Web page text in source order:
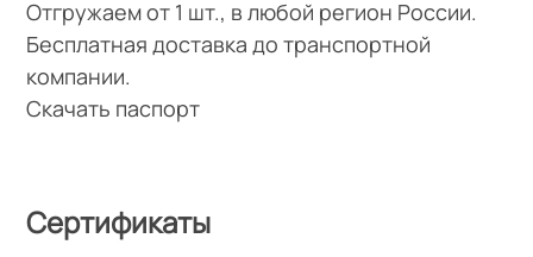
Отгружаем от 1 шт., в любой регион России.
Бесплатная доставка до транспортной
компании.
Скачать паспорт
Сертификаты